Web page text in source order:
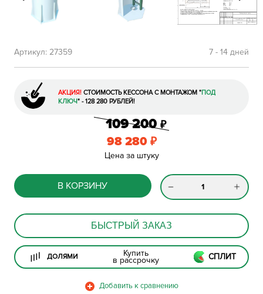
7 - 14 дней
Артикул: 27359
АКЦИЯ!СТОИМОСТЬ КЕССОНА С МОНТАЖОМ"ПОД
КЛЮЧ"- 128 280 РУБЛЕЙ!
109 200₽
98 280 ₽
Цена за штуку
В КОРЗИНУ
БЫСТРЫЙ ЗАКАЗ
ДОЛЯМИ Купить
в рассрочку СПЛИТ